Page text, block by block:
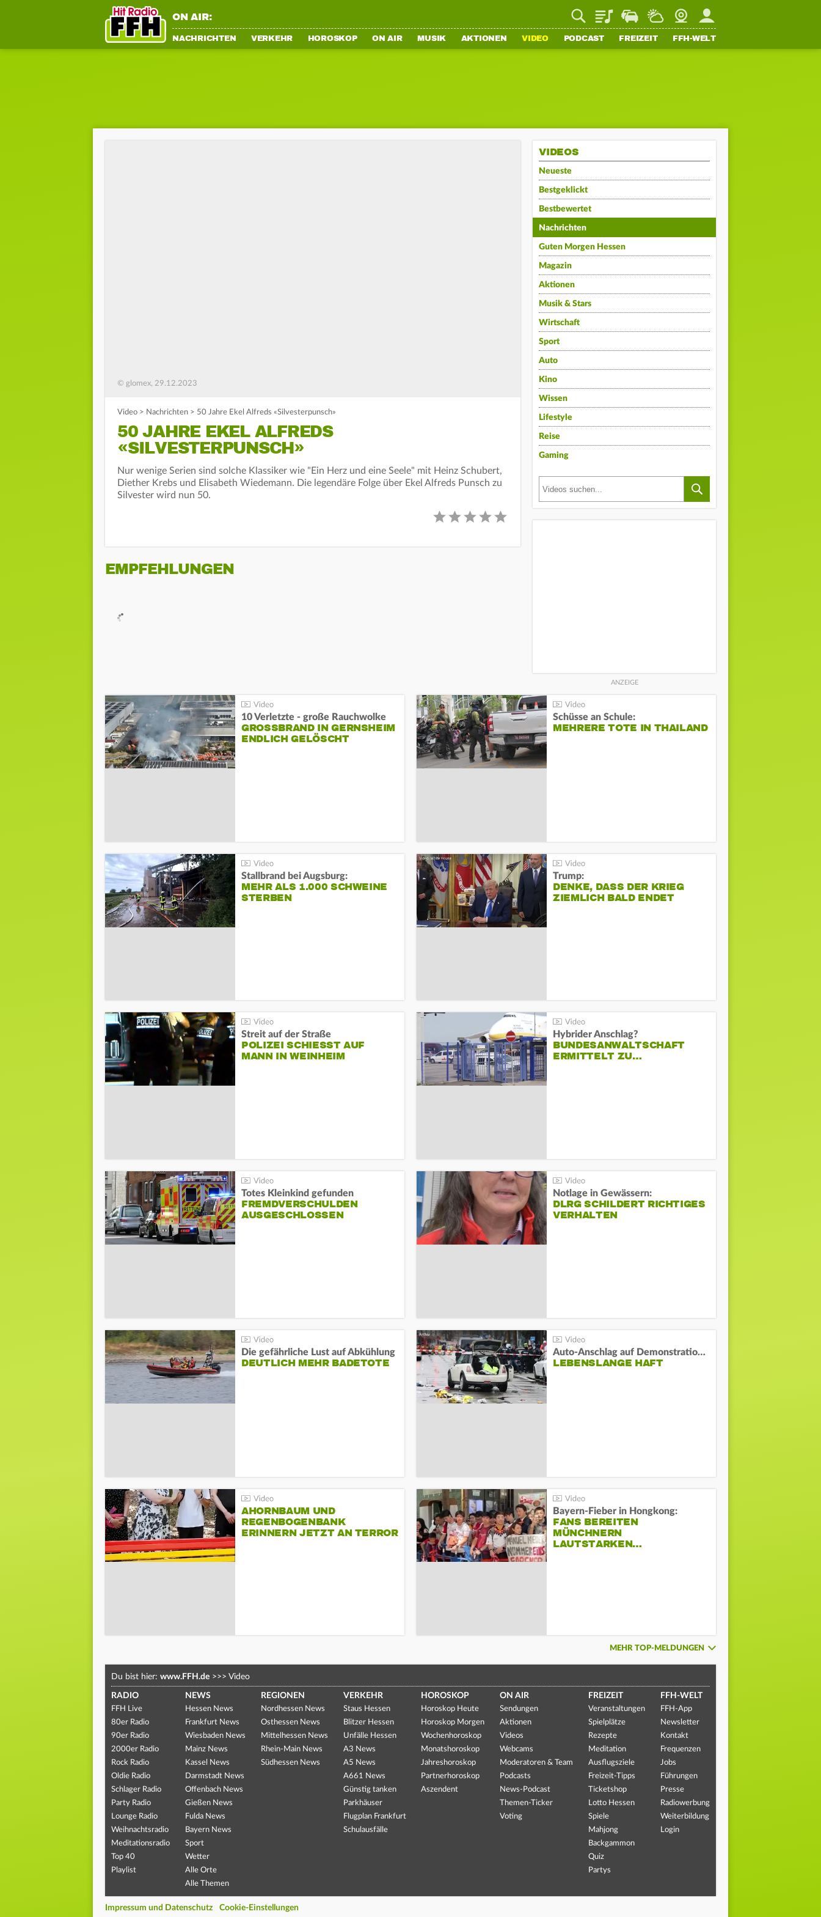
ON AIR: PlaylistStaupilotWetterWebcamMein FFH
NACHRICHTEN VERKEHR HOROSKOP ON AIR MUSIK AKTIONEN VIDEO PODCAST FREIZEIT FFH-WELT
© glomex, 29.12.2023
Video > Nachrichten > 50 Jahre Ekel Alfreds «Silvesterpunsch»
50 JAHRE EKEL ALFREDS
«SILVESTERPUNSCH»
Nur wenige Serien sind solche Klassiker wie "Ein Herz und eine Seele" mit Heinz Schubert,
Diether Krebs und Elisabeth Wiedemann. Die legendäre Folge über Ekel Alfreds Punsch zu
Silvester wird nun 50.
EMPFEHLUNGEN
VIDEOS
Neueste
Bestgeklickt
Bestbewertet
Nachrichten
Guten Morgen Hessen
Magazin
Aktionen
Musik & Stars
Wirtschaft
Sport
Auto
Kino
Wissen
Lifestyle
Reise
Gaming
10 Verletzte - große Rauchwolke
GROSSBRAND IN GERNSHEIM E
NDLICH GELÖSCHT
Schüsse an Schule:
MEHRERE TOTE IN THAILAND
Stallbrand bei Augsburg:
MEHR ALS 1.000 SCHWEINE
STERBEN
Trump:
DENKE, DASS DER KRIEG
ZIEMLICH BALD ENDET
Streit auf der Straße
POLIZEI SCHIESST AUF M
ANN IN WEINHEIM
Hybrider Anschlag?
BUNDESANWALTSCHAFT
ERMITTELT ZU…
Totes Kleinkind gefunden
FREMDVERSCHULDEN
AUSGESCHLOSSEN
Notlage in Gewässern:
DLRG SCHILDERT RICHTIGES
VERHALTEN
Die gefährliche Lust auf Abkühlung
DEUTLICH MEHR BADETOTE
Auto-Anschlag auf Demonstration in München:
LEBENSLANGE HAFT
AHORNBAUM UND
REGENBOGENBANK
ERINNERN JETZT AN TERROR
Bayern-Fieber in Hongkong:
FANS BEREITEN
MÜNCHNERN
LAUTSTARKEN…
MEHR TOP-MELDUNGEN
Du bist hier: www.FFH.de >>> Video
RADIO
FFH Live
80er Radio
90er Radio
2000er Radio
Rock Radio
Oldie Radio
Schlager Radio
Party Radio
Lounge Radio
Weihnachtsradio
Meditationsradio
Top 40
Playlist
NEWS
Hessen News
Frankfurt News
Wiesbaden News
Mainz News
Kassel News
Darmstadt News
Offenbach News
Gießen News
Fulda News
Bayern News
Sport
Wetter
Alle Orte
Alle Themen
REGIONEN
Nordhessen News
Osthessen News
Mittelhessen News
Rhein-Main News
Südhessen News
VERKEHR
Staus Hessen
Blitzer Hessen
Unfälle Hessen
A3 News
A5 News
A661 News
Günstig tanken
Parkhäuser
Flugplan Frankfurt
Schulausfälle
HOROSKOP
Horoskop Heute
Horoskop Morgen
Wochenhoroskop
Monatshoroskop
Jahreshoroskop
Partnerhoroskop
Aszendent
ON AIR
Sendungen
Aktionen
Videos
Webcams
Moderatoren & Team
Podcasts
News-Podcast
Themen-Ticker
Voting
FREIZEIT
Veranstaltungen
Spielplätze
Rezepte
Meditation
Ausflugsziele
Freizeit-Tipps
Ticketshop
Lotto Hessen
Spiele
Mahjong
Backgammon
Quiz
Partys
FFH-WELT
FFH-App
Newsletter
Kontakt
Frequenzen
Jobs
Führungen
Presse
Radiowerbung
Weiterbildung
Login
Impressum und Datenschutz Cookie-Einstellungen